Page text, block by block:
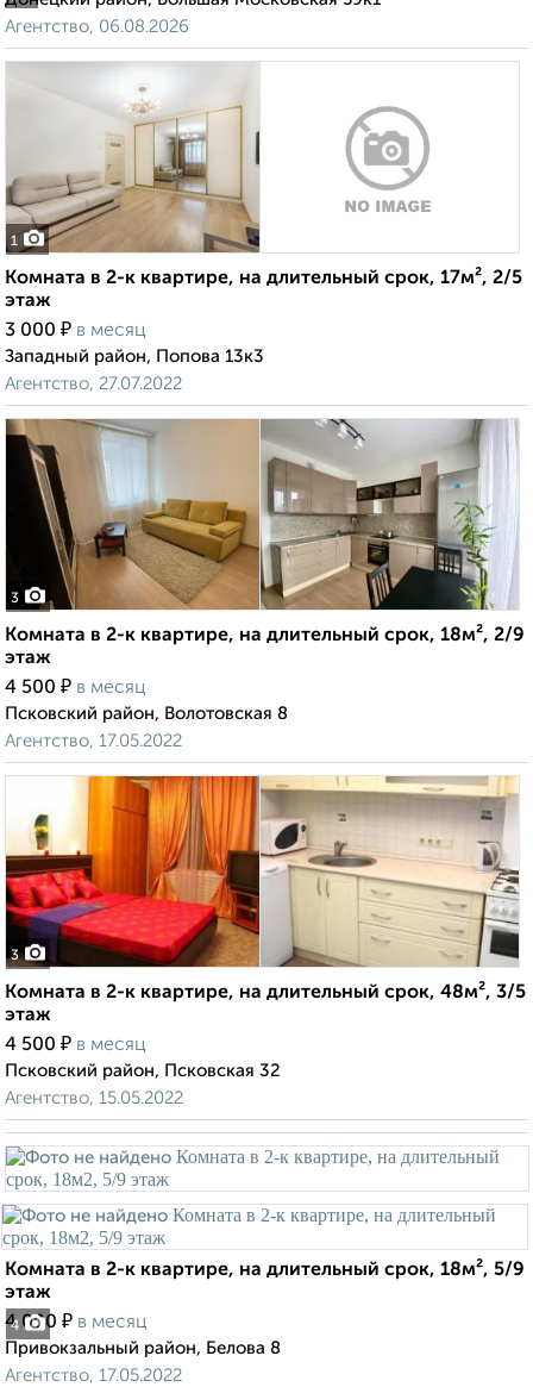
Агентство, 06.08.2026
1
Комната в 2-к квартире, на длительный срок, 17м², 2/5
этаж
3 000 ₽ в месяц
Западный район, Попова 13к3
Агентство, 27.07.2022
3
Комната в 2-к квартире, на длительный срок, 18м², 2/9
этаж
4 500 ₽ в месяц
Псковский район, Волотовская 8
Агентство, 17.05.2022
3
Комната в 2-к квартире, на длительный срок, 48м², 3/5
этаж
4 500 ₽ в месяц
Псковский район, Псковская 32
Агентство, 15.05.2022
4
Комната в 2-к квартире, на длительный срок, 18м², 5/9
этаж
4 000 ₽ в месяц
Привокзальный район, Белова 8
Агентство, 17.05.2022